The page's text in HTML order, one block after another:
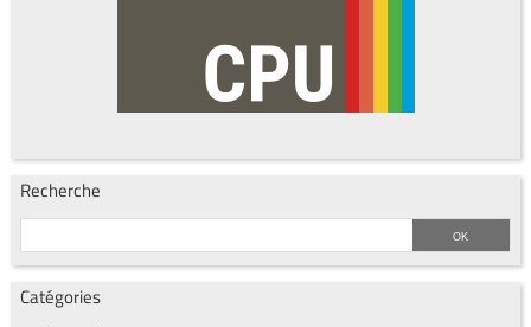
Recherche
Catégories